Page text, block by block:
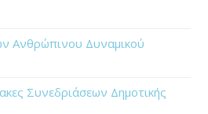
Ανθρώπινου Δυναμικού
Συνεδριάσεων Δημοτικής